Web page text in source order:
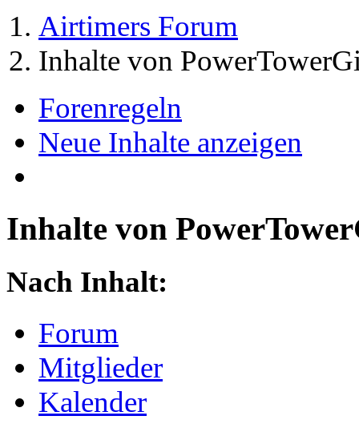
Airtimers Forum
Inhalte von
Forenregeln
Neue Inhalte anzeigen
Inhalte von
Nach Inhalt:
Forum
Mitglieder
Kalender